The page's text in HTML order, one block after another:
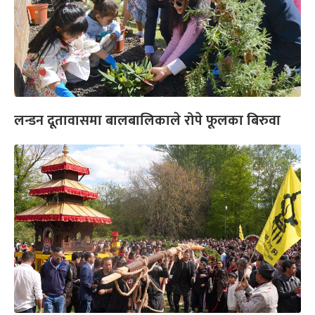
लन्डन दूतावासमा बालबालिकाले रोपे फूलका बिरुवा